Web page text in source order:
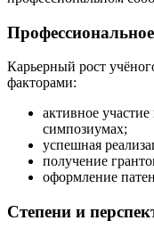
Карьерный рост
факторами:
активное
симпозиумах;
успешная
получение
оформление
Степени и